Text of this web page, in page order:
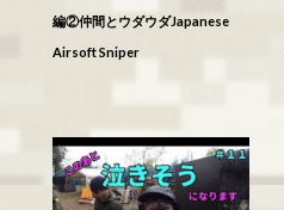
編②仲間とウダウダJapanese
Airsoft Sniper